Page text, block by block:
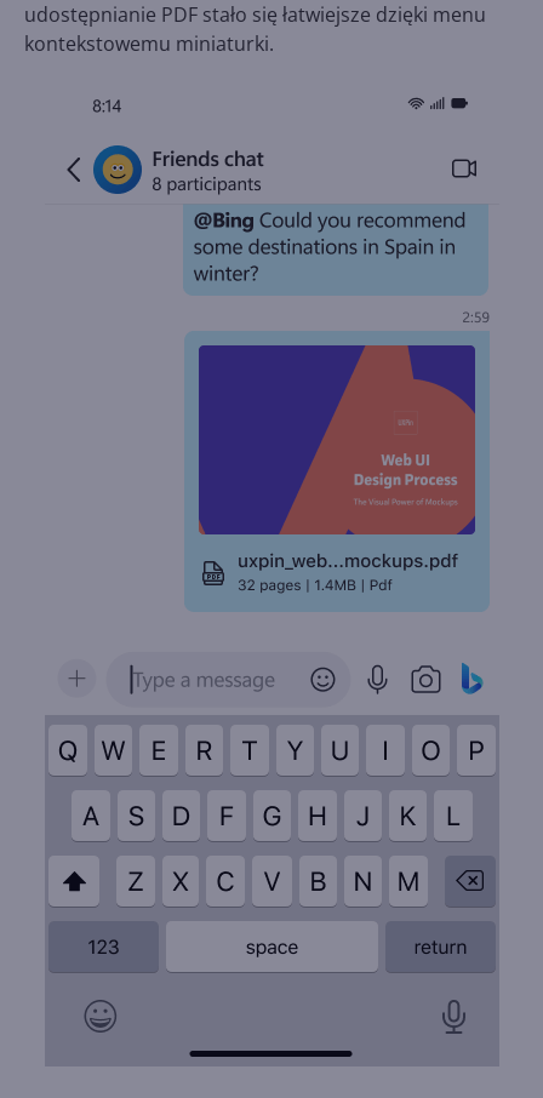
udostępnianie PDF stało się łatwiejsze dzięki menu
kontekstowemu miniaturki.